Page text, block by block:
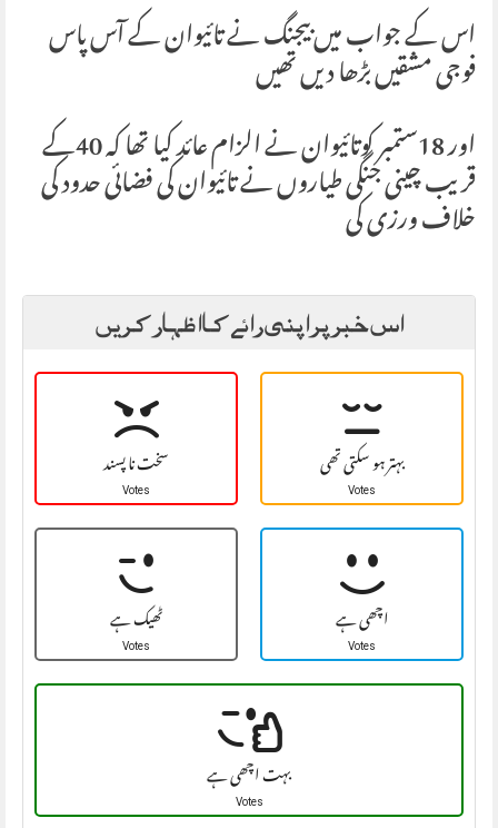
اس کے جواب میں بیجنگ نے تائیوان کے آس پاس
فوجی مشقیں بڑھا دیں تھیں
اور 18ستمبر کوتائیوان نے الزام عائد کیا تھا کہ 40کے
قریب چینی جنگی طیاروں نے تائیوان کی فضائی حدود کی
خلاف ورزی کی
اس خبر پر اپنی رائے کا اظہار کریں
سخت نا پسند
Votes بہتر ہو سکتی تھی
Votes
ٹھیک ہے
Votes اچھی ہے
Votes
بہت اچھی ہے
Votes